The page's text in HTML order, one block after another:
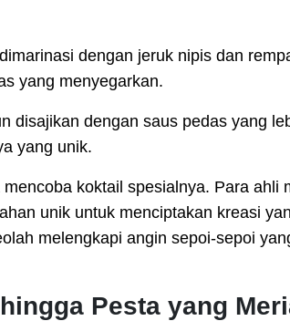
dengan jeruk nipis dan
yang menyegarkan.
disajikan dengan saus pedas yang
yang unik.
koktail spesialnya. Para ahli
unik untuk menciptakan kreasi
melengkapi angin sepoi-sepoi
Pesta yang